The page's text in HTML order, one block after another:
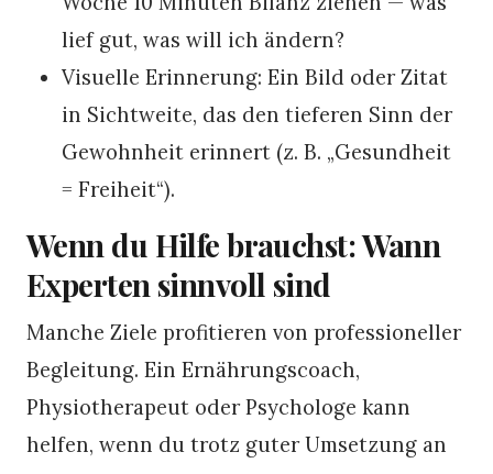
lief gut, was will ich ändern?
Visuelle Erinnerung: Ein Bild oder Zitat
in Sichtweite, das den tieferen Sinn der
Gewohnheit erinnert (z. B. „Gesundheit
= Freiheit“).
Wenn du Hilfe brauchst: Wann
Experten sinnvoll sind
Manche Ziele profitieren von professioneller
Begleitung. Ein Ernährungscoach,
Physiotherapeut oder Psychologe kann
helfen, wenn du trotz guter Umsetzung an